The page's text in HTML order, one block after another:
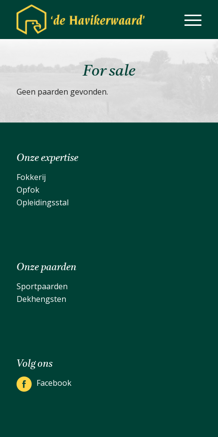
For sale
Geen paarden gevonden.
Onze expertise
Fokkerij
Opfok
Opleidingsstal
Onze paarden
Sportpaarden
Dekhengsten
Volg ons
Facebook